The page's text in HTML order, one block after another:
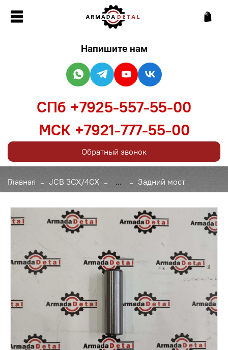
Главная JCB 3CX/4CX ... Задний мост
Напишите нам
СПб +7925-557-55-00
МСК +7921-777-55-00
Обратный звонок